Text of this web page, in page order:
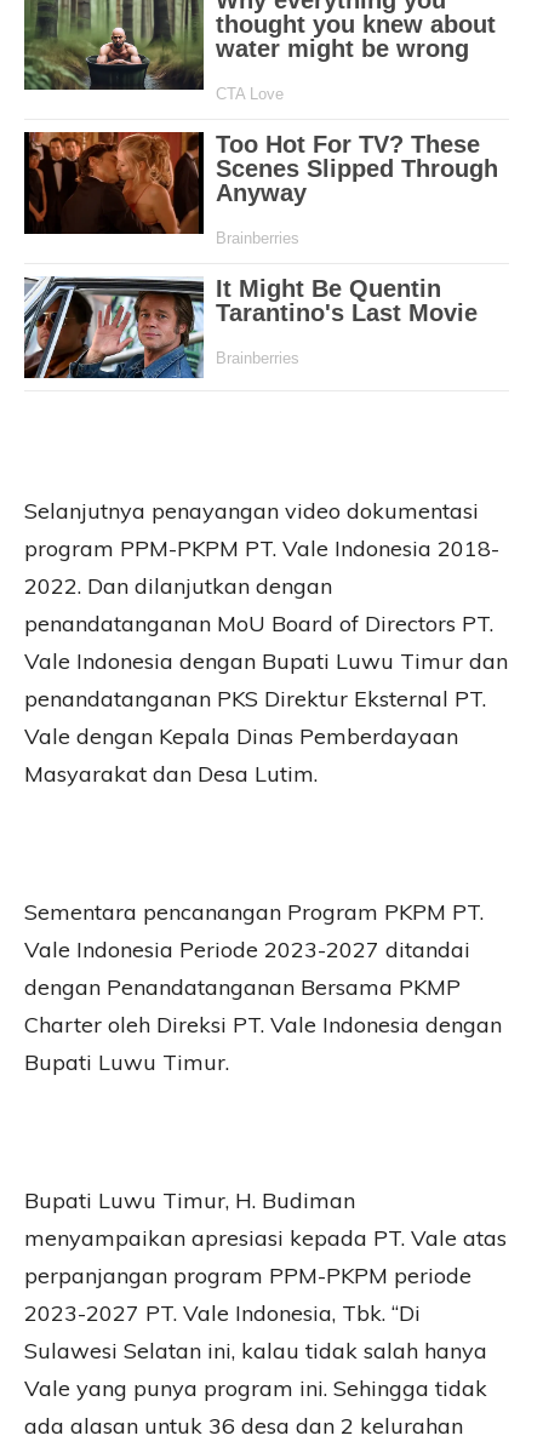
Selanjutnya penayangan video dokumentasi
program PPM-PKPM PT. Vale Indonesia 2018-
2022. Dan dilanjutkan dengan
penandatanganan MoU Board of Directors PT.
Vale Indonesia dengan Bupati Luwu Timur dan
penandatanganan PKS Direktur Eksternal PT.
Vale dengan Kepala Dinas Pemberdayaan
Masyarakat dan Desa Lutim.
Sementara pencanangan Program PKPM PT.
Vale Indonesia Periode 2023-2027 ditandai
dengan Penandatanganan Bersama PKMP
Charter oleh Direksi PT. Vale Indonesia dengan
Bupati Luwu Timur.
Bupati Luwu Timur, H. Budiman
menyampaikan apresiasi kepada PT. Vale atas
perpanjangan program PPM-PKPM periode
2023-2027 PT. Vale Indonesia, Tbk. “Di
Sulawesi Selatan ini, kalau tidak salah hanya
Vale yang punya program ini. Sehingga tidak
ada alasan untuk 36 desa dan 2 kelurahan